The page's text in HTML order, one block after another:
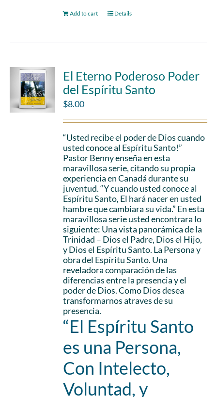
Add to cart Details
El Eterno Poderoso Poder
del Espíritu Santo
$8.00
“Usted recibe el poder de Dios cuando
usted conoce al Espíritu Santo!”
Pastor Benny enseña en esta
maravillosa serie, citando su propia
experiencia en Canadá durante su
juventud. “Y cuando usted conoce al
Espíritu Santo, El hará nacer en usted
hambre que cambiara su vida.” En esta
maravillosa serie usted encontrara lo
siguiente: Una vista panorámica de la
Trinidad – Dios el Padre, Dios el Hijo,
y Dios el Espíritu Santo. La Persona y
obra del Espíritu Santo. Una
reveladora comparación de las
diferencias entre la presencia y el
poder de Dios. Como Dios desea
transformarnos atraves de su
presencia.
“El Espíritu Santo
es una Persona,
Con Intelecto,
Voluntad, y